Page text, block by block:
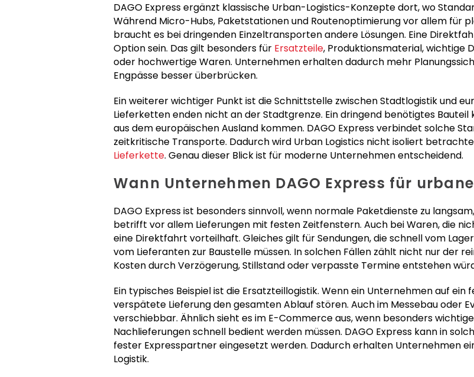
DAGO Express ergänzt klassische Urban-Logistics-Konzepte dort, wo
Während Micro-Hubs, Paketstationen und Routenoptimierung vor allem für
braucht es bei dringenden Einzeltransporten andere Lösungen. Eine
Option sein. Das gilt besonders für Ersatzteile, Produktionsmaterial, wichtige
oder hochwertige Waren. Unternehmen erhalten dadurch mehr
Engpässe besser überbrücken.
Ein weiterer wichtiger Punkt ist die Schnittstelle zwischen Stadtlogistik und
Lieferketten enden nicht an der Stadtgrenze. Ein dringend benötigtes Bauteil
aus dem europäischen Ausland kommen. DAGO Express verbindet solche
zeitkritische Transporte. Dadurch wird Urban Logistics nicht isoliert
Lieferkette. Genau dieser Blick ist für moderne Unternehmen entscheidend.
Wann Unternehmen DAGO Express für
DAGO Express ist besonders sinnvoll, wenn normale Paketdienste zu
betrifft vor allem Lieferungen mit festen Zeitfenstern. Auch bei Waren, die
eine Direktfahrt vorteilhaft. Gleiches gilt für Sendungen, die schnell vom
vom Lieferanten zur Baustelle müssen. In solchen Fällen zählt nicht nur der
Kosten durch Verzögerung, Stillstand oder verpasste Termine entstehen
Ein typisches Beispiel ist die Ersatzteillogistik. Wenn ein Unternehmen auf
verspätete Lieferung den gesamten Ablauf stören. Auch im Messebau oder
verschiebbar. Ähnlich sieht es im E-Commerce aus, wenn besonders
Nachlieferungen schnell bedient werden müssen. DAGO Express kann in
fester Expresspartner eingesetzt werden. Dadurch erhalten Unternehmen
Logistik.